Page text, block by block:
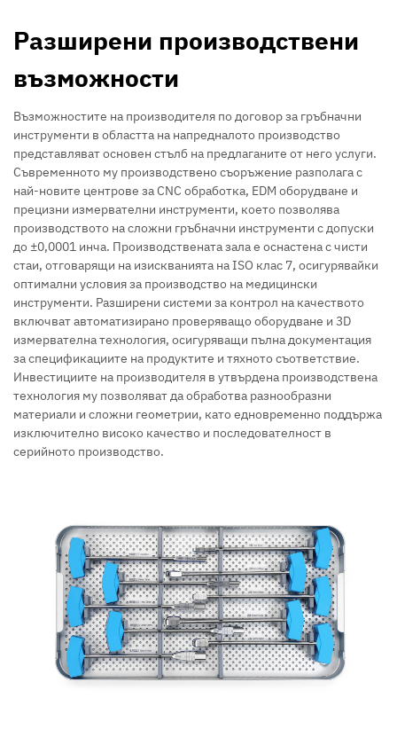
Разширени производствени
възможности
Възможностите на производителя по договор за гръбначни
инструменти в областта на напредналото производство
представляват основен стълб на предлаганите от него услуги.
Съвременното му производствено съоръжение разполага с
най-новите центрове за CNC обработка, EDM оборудване и
прецизни измервателни инструменти, което позволява
производството на сложни гръбначни инструменти с допуски
до ±0,0001 инча. Производствената зала е оснастена с чисти
стаи, отговарящи на изискванията на ISO клас 7, осигурявайки
оптимални условия за производство на медицински
инструменти. Разширени системи за контрол на качеството
включват автоматизирано проверяващо оборудване и 3D
измервателна технология, осигуряващи пълна документация
за спецификациите на продуктите и тяхното съответствие.
Инвестициите на производителя в утвърдена производствена
технология му позволяват да обработва разнообразни
материали и сложни геометрии, като едновременно поддържа
изключително високо качество и последователност в
серийното производство.